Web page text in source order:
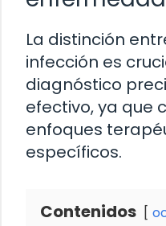
La distinción
infección es
diagnóstico
efectivo, ya que
enfoques
específicos.
Contenidos